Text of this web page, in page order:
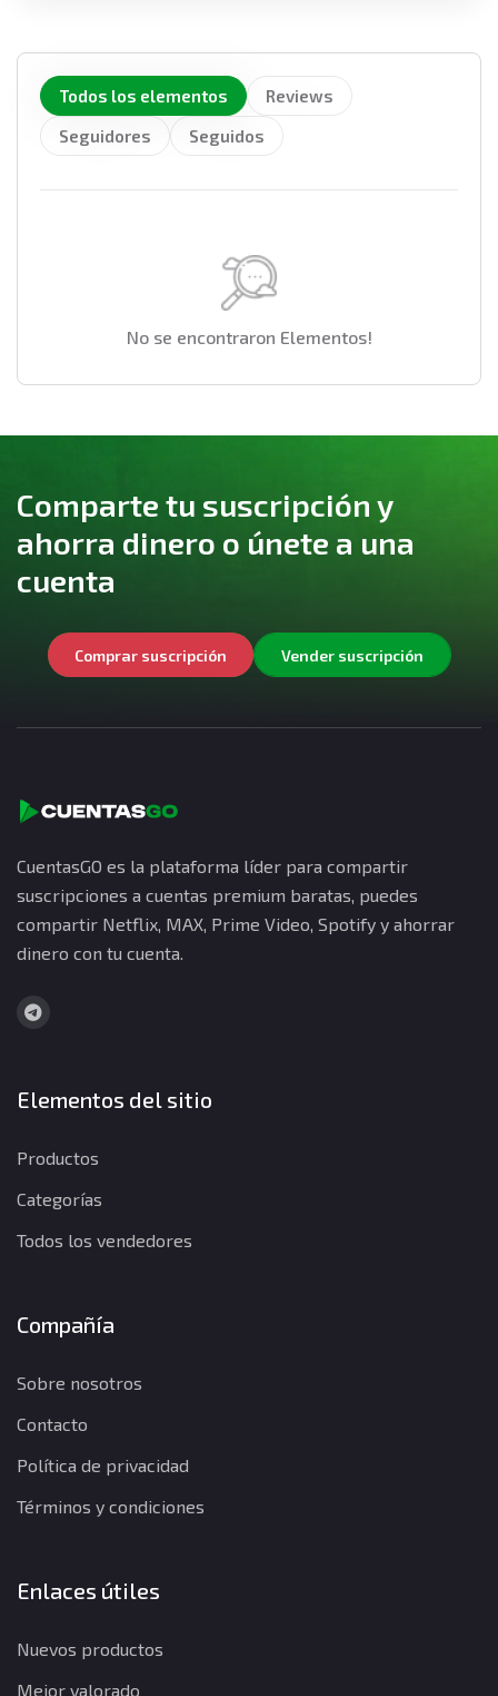
Todos los elementos
Reviews
Seguidores
Seguidos
No se encontraron Elementos!
Comparte tu suscripción y
ahorra dinero o únete a una
cuenta
Comprar suscripción Vender suscripción
CuentasGO es la plataforma líder para compartir
suscripciones a cuentas premium baratas, puedes
compartir Netflix, MAX, Prime Video, Spotify y ahorrar
dinero con tu cuenta.
Elementos del sitio
Productos
Categorías
Todos los vendedores
Compañía
Sobre nosotros
Contacto
Política de privacidad
Términos y condiciones
Enlaces útiles
Nuevos productos
Mejor valorado